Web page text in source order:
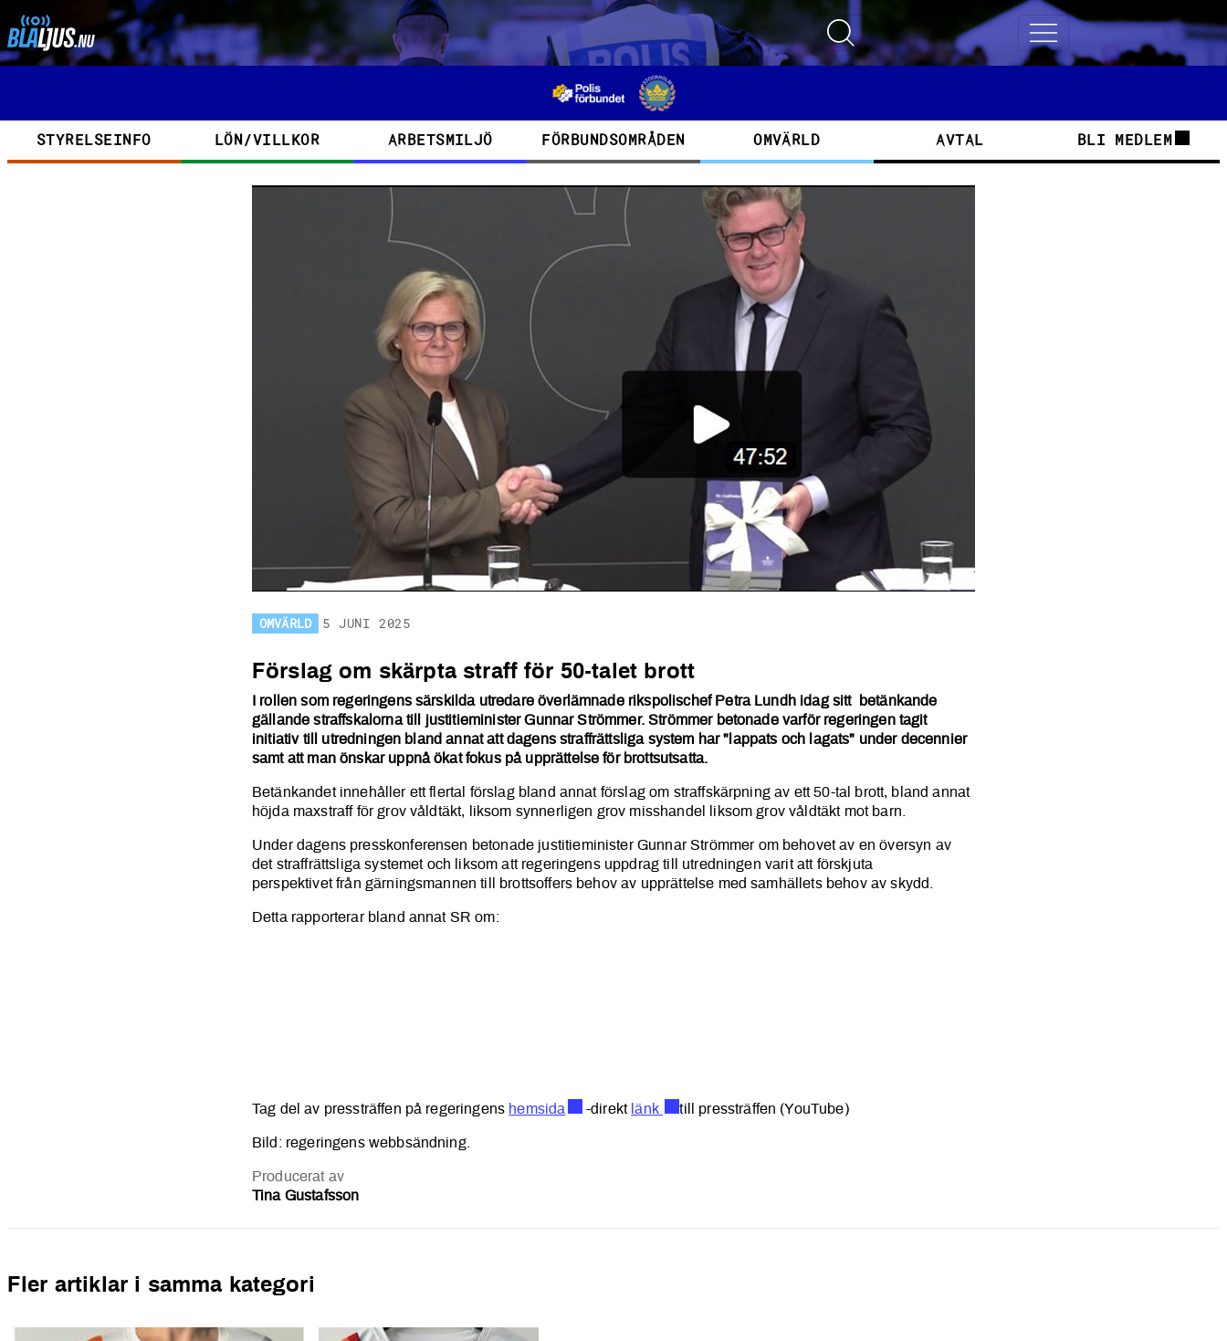
Hoppa till huvudinnehåll
Toggle search Toggle navigation
Kategorier
STYRELSEINFO LÖN/VILLKOR ARBETSMILJÖ FÖRBUNDSOMRÅDEN OMVÄRLD AVTAL BLI MEDLEM
OMVÄRLD 5 JUNI 2025
Förslag om skärpta straff för 50-talet brott
Förslag om skärpta straff för 50-talet brott
I rollen som regeringens särskilda utredare överlämnade rikspolischef Petra Lundh idag sitt betänkande
gällande straffskalorna till justitieminister Gunnar Strömmer. Strömmer betonade varför regeringen tagit
initiativ till utredningen bland annat att dagens straffrättsliga system har "lappats och lagats" under decennier
samt att man önskar uppnå ökat fokus på upprättelse för brottsutsatta.
Betänkandet innehåller ett flertal förslag bland annat förslag om straffskärpning av ett 50-tal brott, bland annat
höjda maxstraff för grov våldtäkt, liksom synnerligen grov misshandel liksom grov våldtäkt mot barn.
Under dagens presskonferensen betonade justitieminister Gunnar Strömmer om behovet av en översyn av
det straffrättsliga systemet och liksom att regeringens uppdrag till utredningen varit att förskjuta
perspektivetfrån gärningsmannen till brottsoffers behov av upprättelse med samhällets behov av skydd.
Detta rapporterar bland annat SR om:
Tag del av pressträffen på regeringens hemsida -direkt länk till pressträffen (YouTube)
Bild: regeringens webbsändning.
Producerat av
Tina Gustafsson
Fler artiklar i samma kategori